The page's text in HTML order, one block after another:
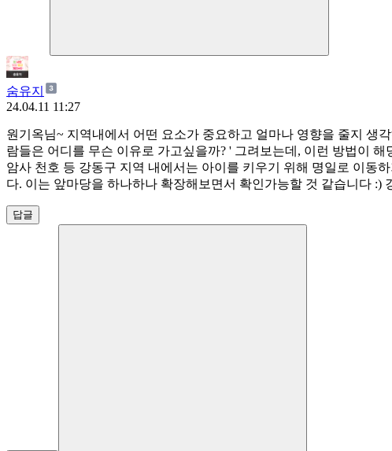
숨유지
24.04.11 11:27
원기옥님~ 지역내에서 어떤 요소가 중요하고 얼마나 영향을 줄지 생
람들은 어디를 무슨 이유로 가고싶을까? ' 그려보는데, 이런 방법이
암사 천호 등 강동구 지역 내에서는 아이를 키우기 위해 명일로 이동
다. 이는 앞마당을 하나하나 확장해보면서 확인가능할 것 같습니다 :)
답글